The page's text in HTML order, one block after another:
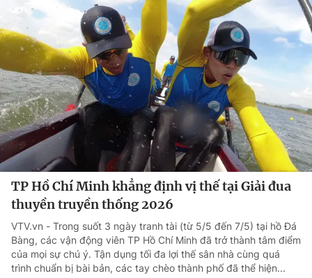
TP Hồ Chí Minh khẳng định vị thế tại Giải đua
thuyền truyền thống 2026
VTV.vn - Trong suốt 3 ngày tranh tài (từ 5/5 đến 7/5) tại hồ Đá
Bàng, các vận động viên TP Hồ Chí Minh đã trở thành tâm điểm
của mọi sự chú ý. Tận dụng tối đa lợi thế sân nhà cùng quá
trình chuẩn bị bài bản, các tay chèo thành phố đã thể hiện...